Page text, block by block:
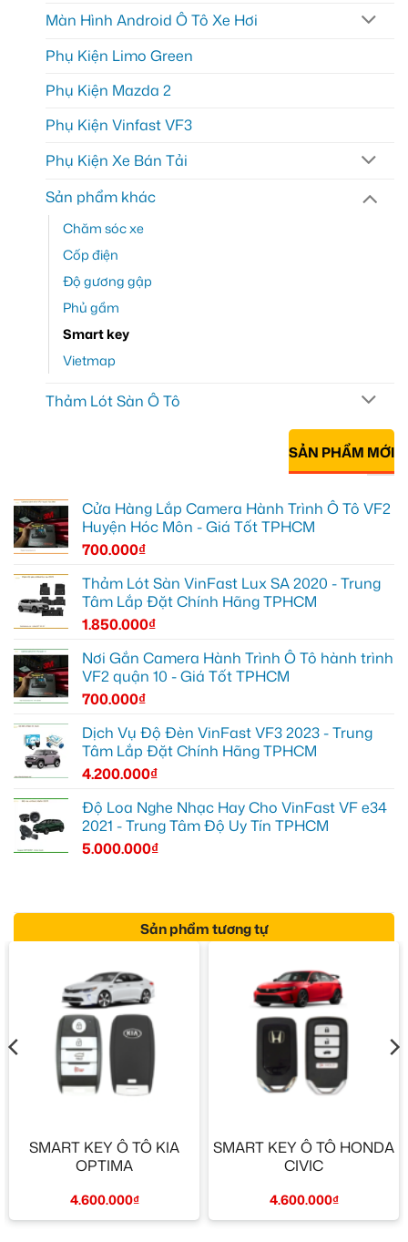
Màn Hình Android Ô Tô Xe Hơi
Phụ Kiện Limo Green
Phụ Kiện Mazda 2
Phụ Kiện Vinfast VF3
Phụ Kiện Xe Bán Tải
Sản phẩm khác
Chăm sóc xe
Cốp điện
Độ gương gập
Phủ gầm
Smart key
Vietmap
Thảm Lót Sàn Ô Tô
SẢN PHẨM MỚI
Cửa Hàng Lắp Camera Hành Trình Ô Tô VF2
Huyện Hóc Môn - Giá Tốt TPHCM
700.000₫
Thảm Lót Sàn VinFast Lux SA 2020 - Trung
Tâm Lắp Đặt Chính Hãng TPHCM
1.850.000₫
Nơi Gắn Camera Hành Trình Ô Tô hành trình
VF2 quận 10 - Giá Tốt TPHCM
700.000₫
Dịch Vụ Độ Đèn VinFast VF3 2023 - Trung
Tâm Lắp Đặt Chính Hãng TPHCM
4.200.000₫
Độ Loa Nghe Nhạc Hay Cho VinFast VF e34
2021 - Trung Tâm Độ Uy Tín TPHCM
5.000.000₫
Sản phẩm tương tự
SMART KEY Ô TÔ KIA
OPTIMA
4.600.000₫
SMART KEY Ô TÔ HONDA
CIVIC
4.600.000₫